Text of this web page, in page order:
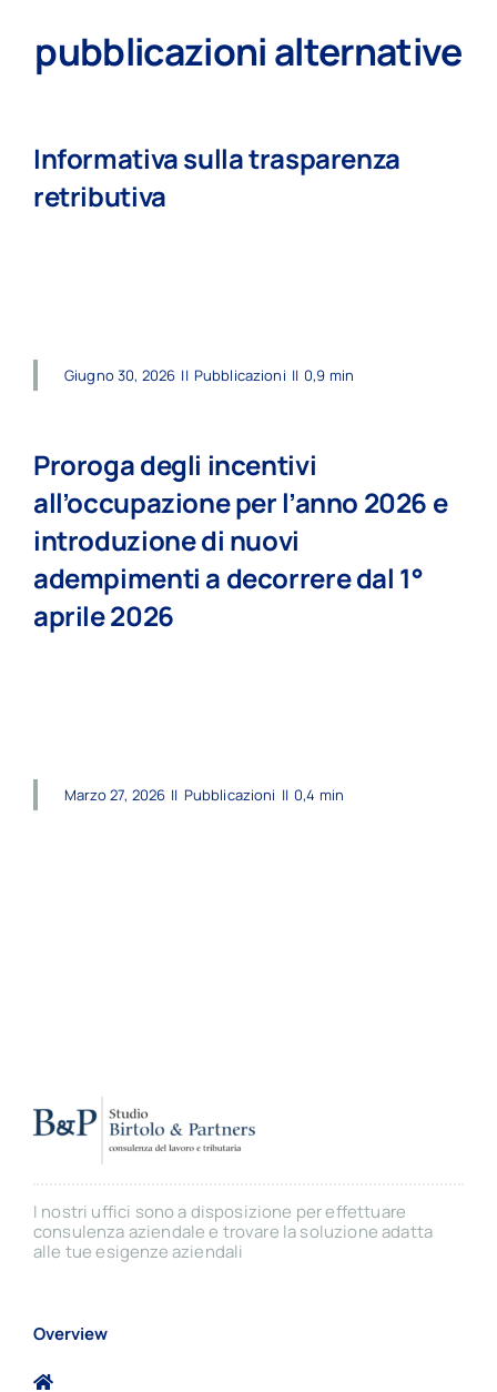
pubblicazioni alternative
Informativa sulla trasparenza
retributiva
Giugno 30, 2026 || Pubblicazioni || 0,9 min
Proroga degli incentivi
all’occupazione per l’anno 2026 e
introduzione di nuovi
adempimenti a decorrere dal 1°
aprile 2026
Marzo 27, 2026 || Pubblicazioni || 0,4 min
I nostri uffici sono a disposizione per effettuare
consulenza aziendale e trovare la soluzione adatta
alle tue esigenze aziendali
Overview